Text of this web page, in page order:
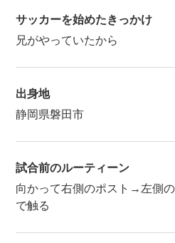
サッカーを始めたきっかけ
兄がやっていたから
出身地
静岡県磐田市
試合前のルーティーン
向かって右側のポスト→左側
で触る